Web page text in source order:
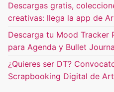
Descargas gratis,
creativas: llega la app de
Descarga tu Mood Tracker
para Agenda y Bullet
¿Quieres ser DT?
Scrapbooking Digital de